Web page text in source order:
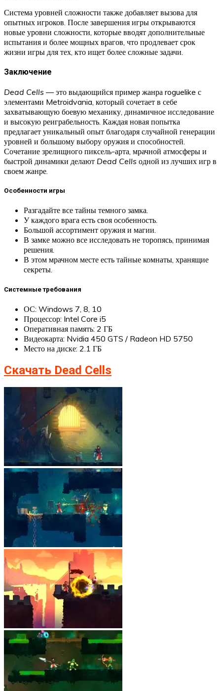
Система уровней сложности также добавляет вызова для
опытных игроков. После завершения игры открываются
новые уровни сложности, которые вводят дополнительные
испытания и более мощных врагов, что продлевает срок
жизни игры для тех, кто ищет более сложные задачи.
Заключение
Dead Cells — это выдающийся пример жанра roguelike с
элементами Metroidvania, который сочетает в себе
захватывающую боевую механику, динамичное исследование
и высокую реиграбельность. Каждая новая попытка
предлагает уникальный опыт благодаря случайной генерации
уровней и большому выбору оружия и способностей.
Сочетание зрелищного пиксель-арта, мрачной атмосферы и
быстрой динамики делают Dead Cells одной из лучших игр в
своем жанре.
Особенности игры
Разгадайте все тайны темного замка.
У каждого врага есть своя особенность.
Большой ассортимент оружия и магии.
В замке можно все исследовать не торопясь, принимая
решения.
В этом мрачном месте есть тайные комнаты, хранящие
секреты.
Системные требования
ОС: Windows 7, 8, 10
Процессор: Intel Core i5
Оперативная память: 2 ГБ
Видеокарта: Nvidia 450 GTS / Radeon HD 5750
Место на диске: 2.1 ГБ
Скачать Dead Cells